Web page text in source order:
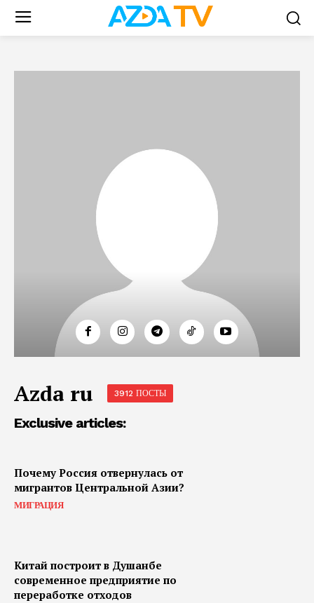
Azda ru 3912 ПОСТЫ
Exclusive articles:
Почему Россия отвернулась от
мигрантов Центральной Азии?
МИГРАЦИЯ
Китай построит в Душанбе
современное предприятие по
переработке отходов